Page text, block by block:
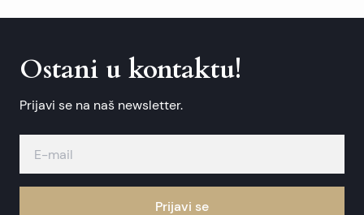
Ostani u kontaktu!
Prijavi se na naš newsletter.
Prijavi se